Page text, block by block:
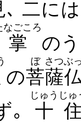
､ 二には
掌
なごころ
の
の菩
ぼ
薩
さつぶ
｡ 十
じゅうじゅ